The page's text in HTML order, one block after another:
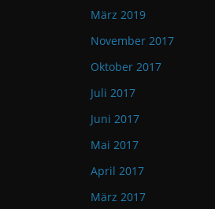
März 2019
November 2017
Oktober 2017
Juli 2017
Juni 2017
Mai 2017
April 2017
März 2017